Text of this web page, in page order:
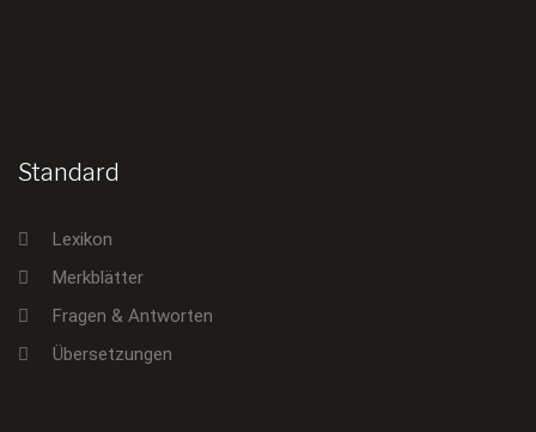
Standard
Lexikon
Merkblätter
Fragen & Antworten
Übersetzungen